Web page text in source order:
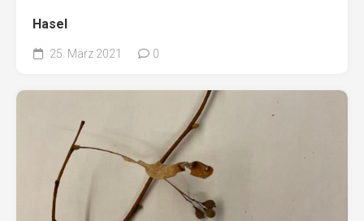
Hasel
25. März 2021 0